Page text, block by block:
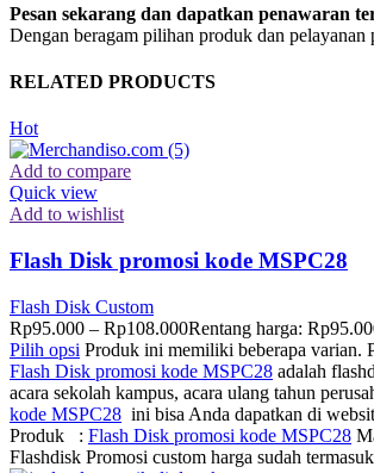
Pesan sekarang dan dapatkan penawaran
Dengan beragam pilihan produk dan
RELATED PRODUCTS
Hot
Add to compare
Quick view
Add to wishlist
Flash Disk promosi kode MSPC28
Flash Disk Custom
Rp95.000 – Rp108.000Rentang harga:
Pilih opsi Produk ini memiliki beberapa varian.
Flash Disk promosi kode MSPC28 adalah
acara sekolah kampus, acara ulang tahun
kode MSPC28 ini bisa Anda dapatkan di
Produk : Flash Disk promosi kode MSPC28
Flashdisk Promosi custom harga sudah